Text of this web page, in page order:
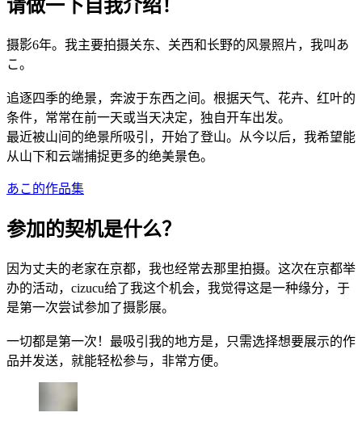
请做一下自我介绍！
摄影6年。我主要拍摄关东、关西和长野的风景照片，我叫あ
こ。
追逐四季的绝景，奔波于东西之间。根据天气、花卉、红叶的
条件，常常在前一天或当天决定，独自开车出发。
最近被山间的绝景所吸引，开始了登山。从今以后，我希望能
从山下和云端捕捉更多的绝美景色。
あこ的作品集
参加的契机是什么？
因为丈夫的老家在京都，我也经常去那里拍摄。这次在京都举
办的活动，cizucu给了我这个机会，我觉得这是一种缘分，于
是第一次尝试参加了摄影展。
一切都是第一次！最吸引我的地方是，只需选择想要展示的作
品并发送，就能轻松参与，非常方便。